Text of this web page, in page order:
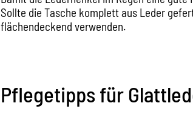
Sollte die Tasche komplett aus Leder
flächendeckend verwenden.
Pflegetipps für